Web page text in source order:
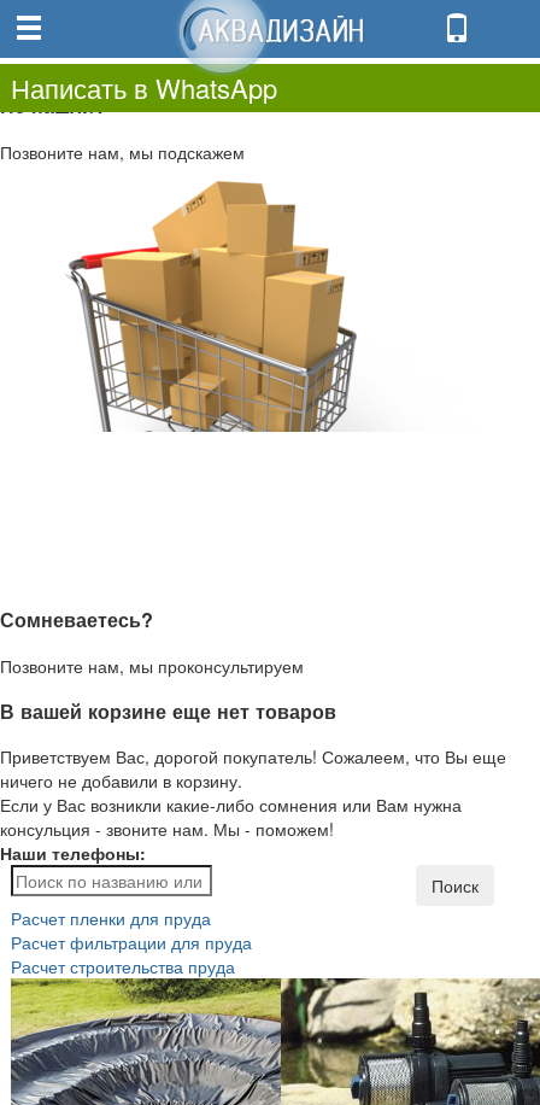
0.00
0
Не нашли?
Позвоните нам, мы подскажем
Сомневаетесь?
Позвоните нам, мы проконсультируем
В вашей корзине еще нет товаров
Приветствуем Вас, дорогой покупатель! Сожалеем, что Вы еще
ничего не добавили в корзину.
Если у Вас возникли какие-либо сомнения или Вам нужна
консульция - звоните нам. Мы - поможем!
Наши телефоны:
Написать в WhatsApp
Поиск
Расчет пленки для пруда
Расчет фильтрации для пруда
Расчет строительства пруда